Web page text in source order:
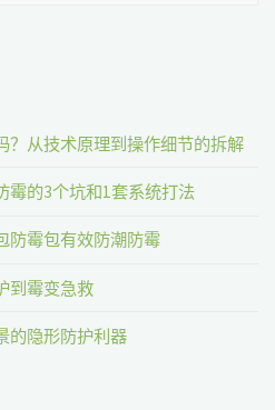
？从技术原理到操作细节的拆解
霉的3个坑和1套系统打法
防霉包有效防潮防霉
到霉变急救
的隐形防护利器